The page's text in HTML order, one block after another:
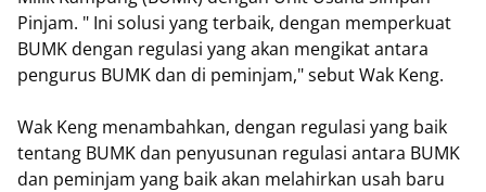
Pinjam. " Ini solusi yang terbaik, dengan memperkuat
BUMK dengan regulasi yang akan mengikat antara
pengurus BUMK dan di peminjam," sebut Wak Keng.
Wak Keng menambahkan, dengan regulasi yang baik
tentang BUMK dan penyusunan regulasi antara BUMK
dan peminjam yang baik akan melahirkan usah baru